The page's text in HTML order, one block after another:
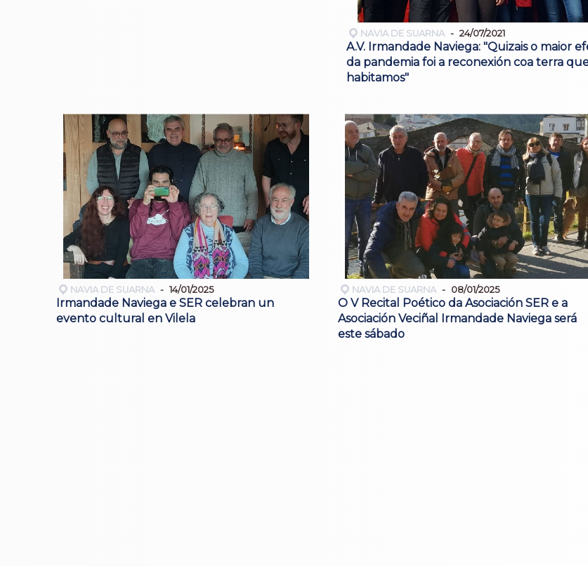
NAVIA DE SUARNA 24/07/2021
A.V. Irmandade Naviega: "Quizais o maior
da pandemia foi a reconexión coa terra
habitamos"
NAVIA DE SUARNA 14/01/2025
Irmandade Naviega e SER celebran un
evento cultural en Vilela
NAVIA DE SUARNA 08/01/2025
O V Recital Poético da Asociación SER e a
Asociación Veciñal Irmandade Naviega será
este sábado